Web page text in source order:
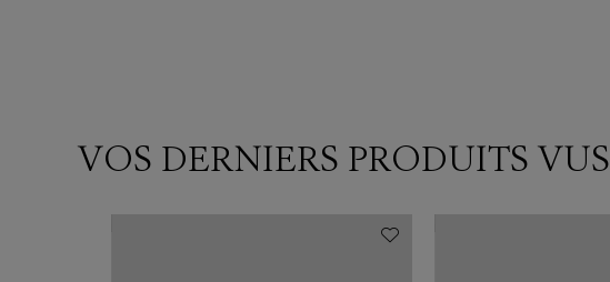
VOS DERNIERS PRODUITS VUS